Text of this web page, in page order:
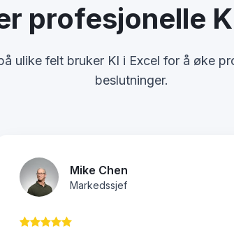
profesjonelle
ulike felt bruker KI i Excel for å øke
beslutninger.
Mike Chen
Markedssjef